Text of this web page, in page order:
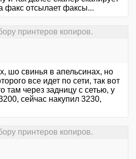
факс отсылает факсы...
принтеров копиров.
шо свинья в апельсинах, но
все идет по сети, так вот
там через задницу с сетью, у
сейчас накупил 3230,
принтеров копиров.